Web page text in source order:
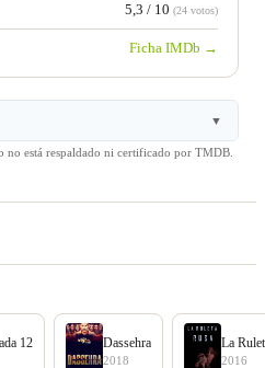
5,3 / 10 (24 votos)
Ficha IMDb →
▼
no está respaldado ni certificado por TMDB.
12 Dassehra
2018
La
2016